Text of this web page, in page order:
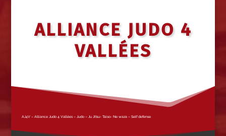
ALLIANCE JUDO 4
VALLÉES
AJ4V – Alliance Judo 4 Vallées – Judo – Ju Jitsu- Taiso- Ne waza – Self defense